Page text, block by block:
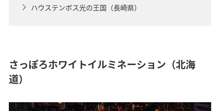
ハウステンボス光の王国（長崎県）
さっぽろホワイトイルミネーション（北海
道）